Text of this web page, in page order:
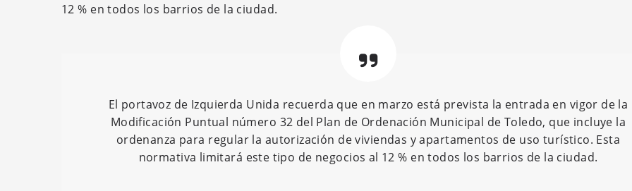
12 % en todos los barrios de la ciudad.
El portavoz de Izquierda Unida recuerda que en marzo está prevista la entrada en vigor de la
Modificación Puntual número 32 del Plan de Ordenación Municipal de Toledo, que incluye la
ordenanza para regular la autorización de viviendas y apartamentos de uso turístico. Esta
normativa limitará este tipo de negocios al 12 % en todos los barrios de la ciudad.